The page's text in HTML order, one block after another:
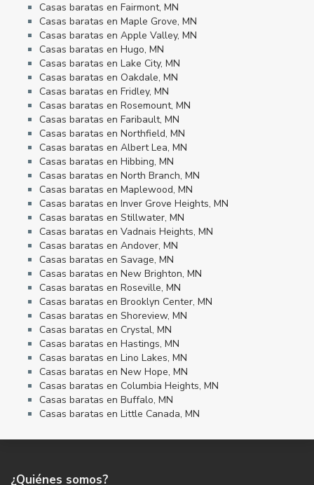
Casas baratas en Fairmont, MN
Casas baratas en Maple Grove, MN
Casas baratas en Apple Valley, MN
Casas baratas en Hugo, MN
Casas baratas en Lake City, MN
Casas baratas en Oakdale, MN
Casas baratas en Fridley, MN
Casas baratas en Rosemount, MN
Casas baratas en Faribault, MN
Casas baratas en Northfield, MN
Casas baratas en Albert Lea, MN
Casas baratas en Hibbing, MN
Casas baratas en North Branch, MN
Casas baratas en Maplewood, MN
Casas baratas en Inver Grove Heights, MN
Casas baratas en Stillwater, MN
Casas baratas en Vadnais Heights, MN
Casas baratas en Andover, MN
Casas baratas en Savage, MN
Casas baratas en New Brighton, MN
Casas baratas en Roseville, MN
Casas baratas en Brooklyn Center, MN
Casas baratas en Shoreview, MN
Casas baratas en Crystal, MN
Casas baratas en Hastings, MN
Casas baratas en Lino Lakes, MN
Casas baratas en New Hope, MN
Casas baratas en Columbia Heights, MN
Casas baratas en Buffalo, MN
Casas baratas en Little Canada, MN
¿Quiénes somos?